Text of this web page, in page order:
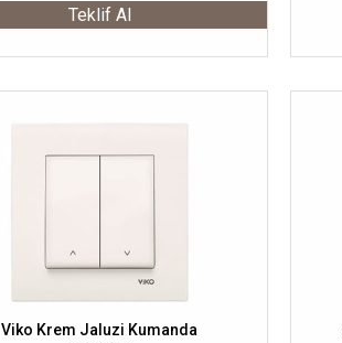
Teklif Al
Viko Krem Jaluzi Kumanda